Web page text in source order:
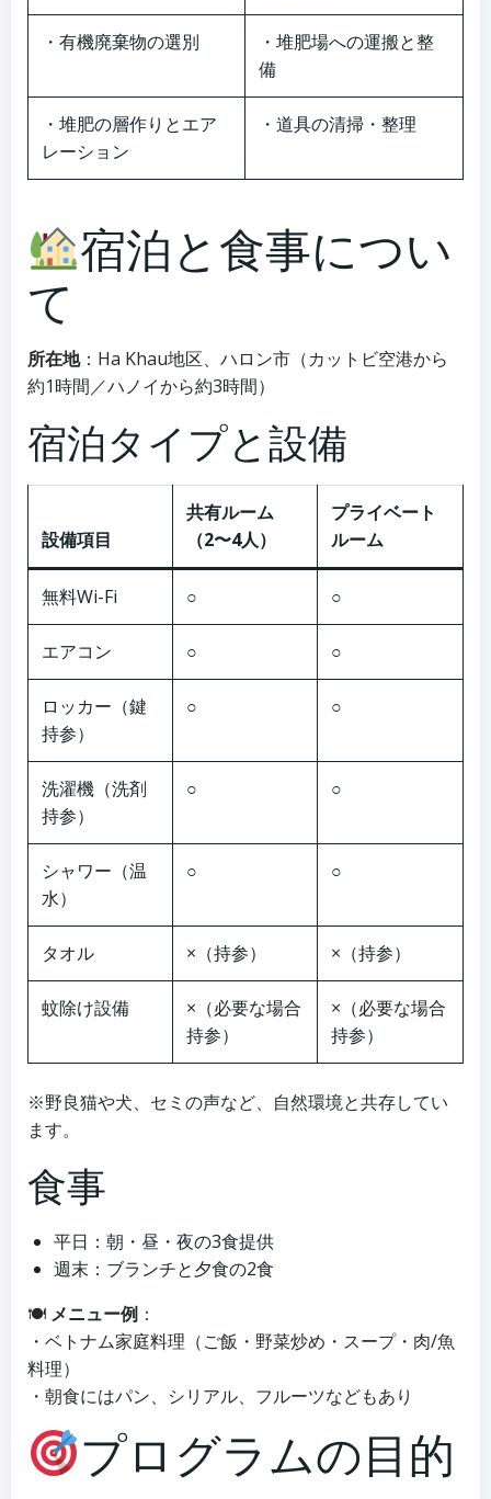
・有機廃棄物の選別
・堆肥場への運搬と整
備
・堆肥の層作りとエア
レーション
・道具の清掃・整理
宿泊と食事につい
て
所在地：Ha Khau地区、ハロン市（カットビ空港から
約1時間／ハノイから約3時間）
宿泊タイプと設備
設備項目
共有ルーム
（2〜4人）
プライベート
ルーム
無料Wi-Fi ○ ○
エアコン ○ ○
ロッカー（鍵
持参）
○ ○
洗濯機（洗剤
持参）
○ ○
シャワー（温
水）
○ ○
タオル ×（持参） ×（持参）
蚊除け設備
×（必要な場合
持参）
×（必要な場合
持参）
※野良猫や犬、セミの声など、自然環境と共存してい
ます。
食事
平日：朝・昼・夜の3食提供
週末：ブランチと夕食の2食
🍽 メニュー例 ：
・ベトナム家庭料理（ご飯・野菜炒め・スープ・肉/魚
料理）
・朝食にはパン、シリアル、フルーツなどもあり
プログラムの目的